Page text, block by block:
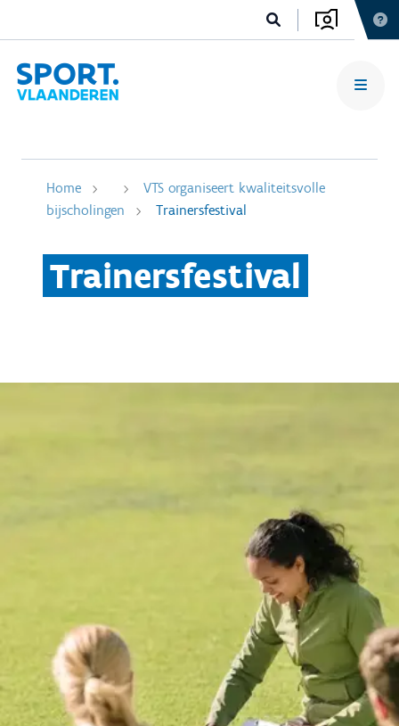
Home
VTS organiseert kwaliteitsvolle
bijscholingen
Trainersfestival
Trainersfestival